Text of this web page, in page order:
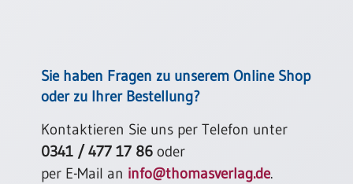
Poster
Einzelposter
Einzelposter
Sie haben Fragen zu unserem Online Shop
oder zu Ihrer Bestellung?
Kontaktieren Sie uns per Telefon unter
0341 / 477 17 86 oder
per E-Mail an info@thomasverlag.de.